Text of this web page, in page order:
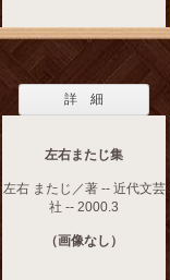
詳 細
左右またじ集
左右 またじ／著 -- 近代文芸
社 -- 2000.3
（画像なし）